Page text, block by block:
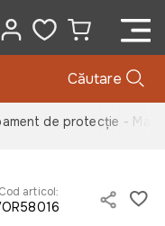
Căutare
de protecție -
Cod articol: